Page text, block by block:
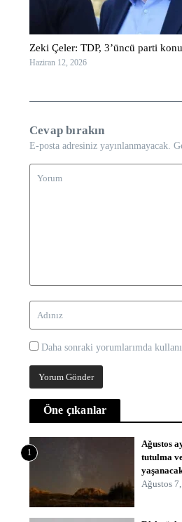
Zeki Çeler: TDP, 3’üncü parti
Haziran 12, 2026
Cevap bırakın
E-posta adresiniz yayınlanmayacak.
Daha sonraki yorumlarımda
Öne çıkanlar
1
Ağustos
tutulma
Ağustos